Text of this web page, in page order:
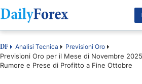
DF Analisi Tecnica Previsioni Oro
Previsioni Oro per il Mese di Novembre
Rumore e Prese di Profitto a Fine Ottobre